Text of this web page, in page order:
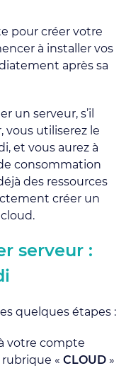
pour créer votre
à installer vos
après sa
un serveur, s’il
vous utiliserez le
et vous aurez à
consommation
des ressources
créer un
serveur :
quelques étapes :
votre compte
rubrique « CLOUD »